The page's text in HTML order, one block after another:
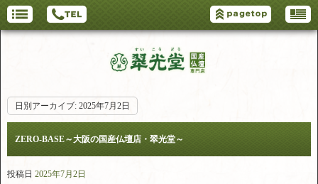
日別アーカイブ: 2025年7月2日
ZERO-BASE～大阪の国産仏壇店・翠光堂～
投稿日 2025年7月2日